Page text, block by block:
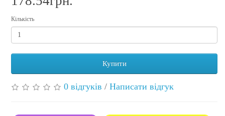
Кількість
Купити
0 відгуків / Написати відгук